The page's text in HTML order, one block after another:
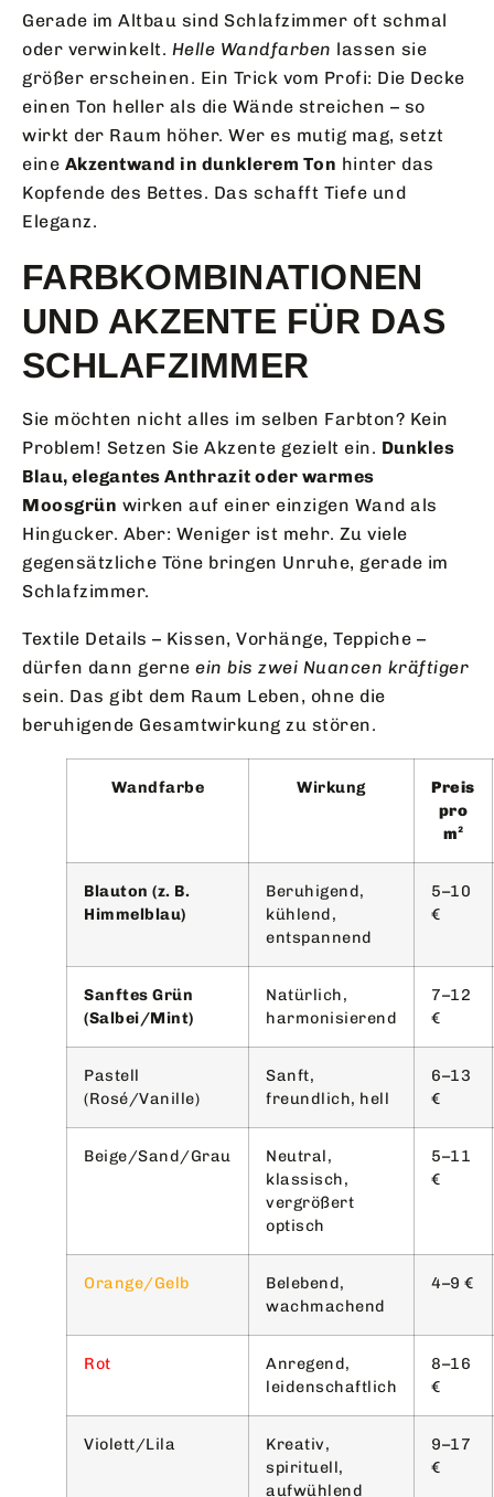
Gerade im Altbau sind Schlafzimmer oft schmal
oder verwinkelt. Helle Wandfarben lassen sie
größer erscheinen. Ein Trick vom Profi: Die Decke
einen Ton heller als die Wände streichen – so
wirkt der Raum höher. Wer es mutig mag, setzt
eine Akzentwand in dunklerem Ton hinter das
Kopfende des Bettes. Das schafft Tiefe und
Eleganz.
FARBKOMBINATIONEN
UND AKZENTE FÜR DAS
SCHLAFZIMMER
Sie möchten nicht alles im selben Farbton? Kein
Problem! Setzen Sie Akzente gezielt ein. Dunkles
Blau, elegantes Anthrazit oder warmes
Moosgrün wirken auf einer einzigen Wand als
Hingucker. Aber: Weniger ist mehr. Zu viele
gegensätzliche Töne bringen Unruhe, gerade im
Schlafzimmer.
Textile Details – Kissen, Vorhänge, Teppiche –
dürfen dann gerne ein bis zwei Nuancen kräftiger
sein. Das gibt dem Raum Leben, ohne die
beruhigende Gesamtwirkung zu stören.
Wandfarbe Wirkung
Preis
pro
m²
Blauton (z. B.
Himmelblau)
Beruhigend,
kühlend,
entspannend
5–10
€
Sanftes Grün
(Salbei/Mint)
Natürlich,
harmonisierend
7–12
€
Pastell
(Rosé/Vanille)
Sanft,
freundlich, hell
6–13
€
Beige/Sand/Grau
Neutral,
klassisch,
vergrößert
optisch
5–11
€
Orange/Gelb
Belebend,
wachmachend
4–9 €
Rot
Anregend,
leidenschaftlich
8–16
€
Violett/Lila
Kreativ,
spirituell,
aufwühlend
9–17
€